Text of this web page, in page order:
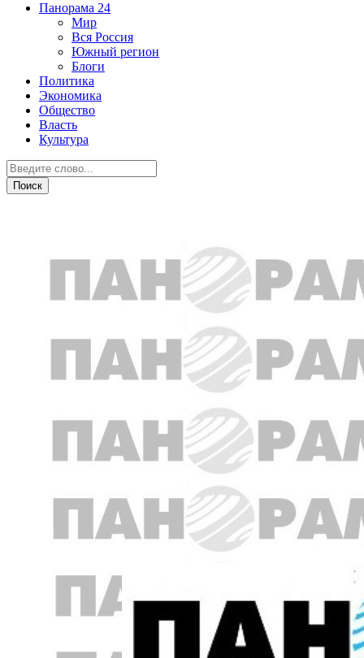
Панорама 24
Мир
Вся Россия
Южный регион
Блоги
Политика
Экономика
Общество
Власть
Культура